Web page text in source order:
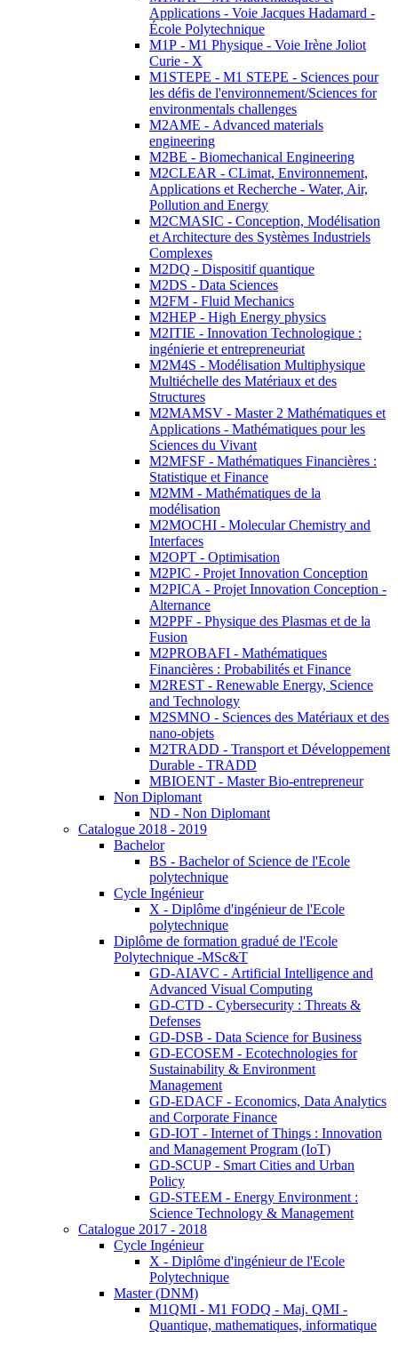
Applications - Voie Jacques Hadamard -
École Polytechnique
M1P - M1 Physique - Voie Irène Joliot
Curie - X
M1STEPE - M1 STEPE - Sciences pour
les défis de l'environnement/Sciences for
environmentals challenges
M2AME - Advanced materials
engineering
M2BE - Biomechanical Engineering
M2CLEAR - CLimat, Environnement,
Applications et Recherche - Water, Air,
Pollution and Energy
M2CMASIC - Conception, Modélisation
et Architecture des Systèmes Industriels
Complexes
M2DQ - Dispositif quantique
M2DS - Data Sciences
M2FM - Fluid Mechanics
M2HEP - High Energy physics
M2ITIE - Innovation Technologique :
ingénierie et entrepreneuriat
M2M4S - Modélisation Multiphysique
Multiéchelle des Matériaux et des
Structures
M2MAMSV - Master 2 Mathématiques et
Applications - Mathématiques pour les
Sciences du Vivant
M2MFSF - Mathématiques Financières :
Statistique et Finance
M2MM - Mathématiques de la
modélisation
M2MOCHI - Molecular Chemistry and
Interfaces
M2OPT - Optimisation
M2PIC - Projet Innovation Conception
M2PICA - Projet Innovation Conception -
Alternance
M2PPF - Physique des Plasmas et de la
Fusion
M2PROBAFI - Mathématiques
Financières : Probabilités et Finance
M2REST - Renewable Energy, Science
and Technology
M2SMNO - Sciences des Matériaux et des
nano-objets
M2TRADD - Transport et Développement
Durable - TRADD
MBIOENT - Master Bio-entrepreneur
Non Diplomant
ND - Non Diplomant
Catalogue 2018 - 2019
Bachelor
BS - Bachelor of Science de l'Ecole
polytechnique
Cycle Ingénieur
X - Diplôme d'ingénieur de l'Ecole
polytechnique
Diplôme de formation gradué de l'Ecole
Polytechnique -MSc&T
GD-AIAVC - Artificial Intelligence and
Advanced Visual Computing
GD-CTD - Cybersecurity : Threats &
Defenses
GD-DSB - Data Science for Business
GD-ECOSEM - Ecotechnologies for
Sustainability & Environment
Management
GD-EDACF - Economics, Data Analytics
and Corporate Finance
GD-IOT - Internet of Things : Innovation
and Management Program (IoT)
GD-SCUP - Smart Cities and Urban
Policy
GD-STEEM - Energy Environment :
Science Technology & Management
Catalogue 2017 - 2018
Cycle Ingénieur
X - Diplôme d'ingénieur de l'Ecole
Polytechnique
Master (DNM)
M1QMI - M1 FODQ - Maj. QMI -
Quantique, mathematiques, informatique